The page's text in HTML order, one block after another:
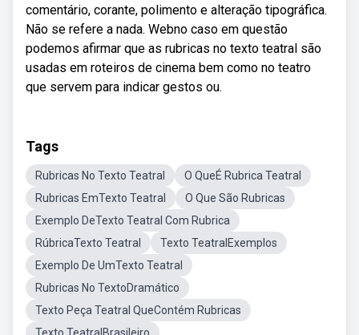
comentário, corante, polimento e alteração tipográfica.
Não se refere a nada. Webno caso em questão
podemos afirmar que as rubricas no texto teatral são
usadas em roteiros de cinema bem como no teatro
que servem para indicar gestos ou.
Tags
Rubricas No Texto Teatral
O QueÉ Rubrica Teatral
Rubricas EmTexto Teatral
O Que São Rubricas
Exemplo DeTexto Teatral Com Rubrica
RúbricaTexto Teatral
Texto TeatralExemplos
Exemplo De UmTexto Teatral
Rubricas No TextoDramático
Texto Peça Teatral QueContém Rubricas